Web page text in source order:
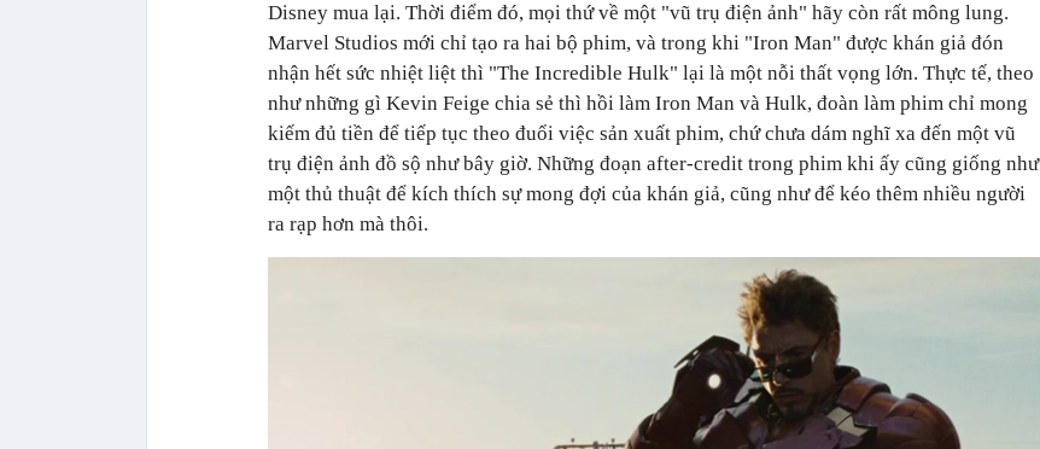
Disney mua lại. Thời điểm đó, mọi thứ về một "vũ trụ điện ảnh" hãy còn rất mông lung.
Marvel Studios mới chỉ tạo ra hai bộ phim, và trong khi "Iron Man" được khán giả đón
nhận hết sức nhiệt liệt thì "The Incredible Hulk" lại là một nỗi thất vọng lớn. Thực tế, theo
như những gì Kevin Feige chia sẻ thì hồi làm Iron Man và Hulk, đoàn làm phim chỉ mong
kiếm đủ tiền để tiếp tục theo đuổi việc sản xuất phim, chứ chưa dám nghĩ xa đến một vũ
trụ điện ảnh đồ sộ như bây giờ. Những đoạn after-credit trong phim khi ấy cũng giống như
một thủ thuật để kích thích sự mong đợi của khán giả, cũng như để kéo thêm nhiều người
ra rạp hơn mà thôi.